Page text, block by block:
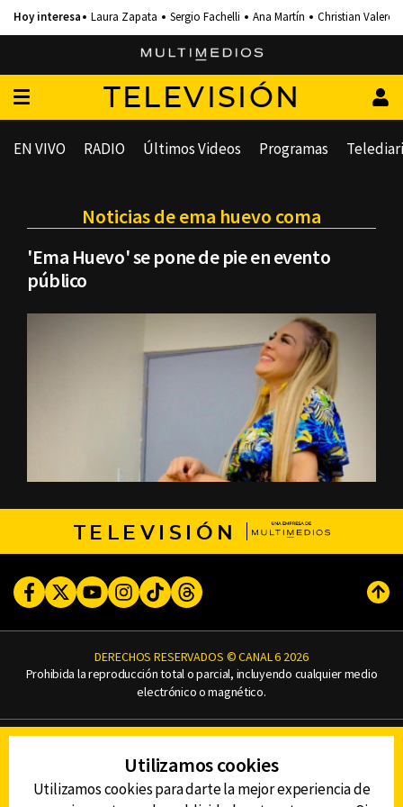
Laura Zapata Sergio Fachelli Ana Martín Christian Valero
TELEVISIÓN
EN VIVO RADIO Últimos Videos Programas
Noticias de ema huevo coma
'Ema Huevo' se pone de pie en evento
público
TELEVISIÓN
FacebookTwitterYoutubeInstagram
TikTokThreads
DERECHOS RESERVADOS © CANAL 6 2026
Prohibida la reproducción total o parcial, incluyendo cualquier medio
electrónico o magnético.
AVISO DE PRIVACIDAD
DEFENSORÍA DE LAS AUDIENCIAS
Utilizamos cookies
Utilizamos cookies para darte la mejor experiencia de